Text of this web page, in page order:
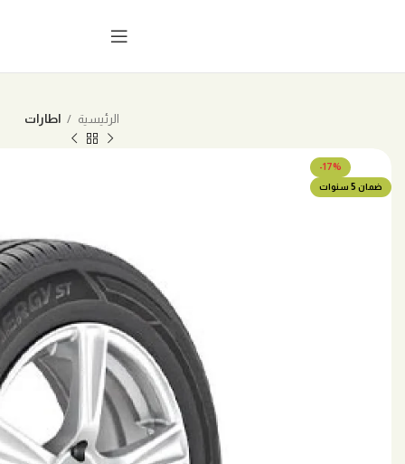
الرئيسية اطارات
-17%
ضمان 5 سنوات